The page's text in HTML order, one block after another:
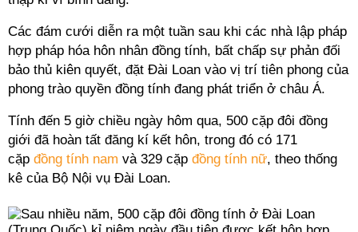
Các đám cưới diễn ra một tuần sau khi các nhà lập pháp
hợp pháp hóa hôn nhân đồng tính, bất chấp sự phản đối
bảo thủ kiên quyết, đặt Đài Loan vào vị trí tiên phong của
phong trào quyền đồng tính đang phát triển ở châu Á.
Tính đến 5 giờ chiều ngày hôm qua, 500 cặp đôi đồng
giới đã hoàn tất đăng kí kết hôn, trong đó có 171
cặp đồng tính nam và 329 cặp đồng tính nữ, theo thống
kê của Bộ Nội vụ Đài Loan.